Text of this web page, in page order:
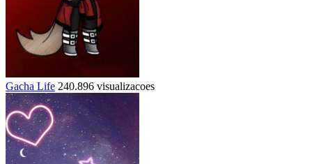
Gacha Life 240.896 visualizacoes